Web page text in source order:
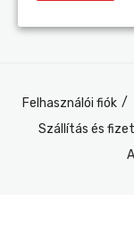
Felhasználói fiók
Szállítás és